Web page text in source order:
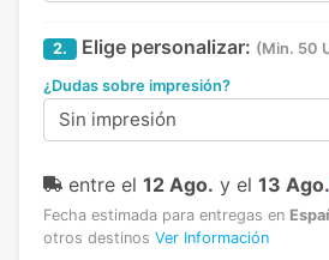
2. Elige personalizar: (Min. 50
¿Dudas sobre impresión?
Sin impresión
entre el 12 Ago. y el 13 Ago.
Fecha estimada para entregas en
otros destinos Ver Información